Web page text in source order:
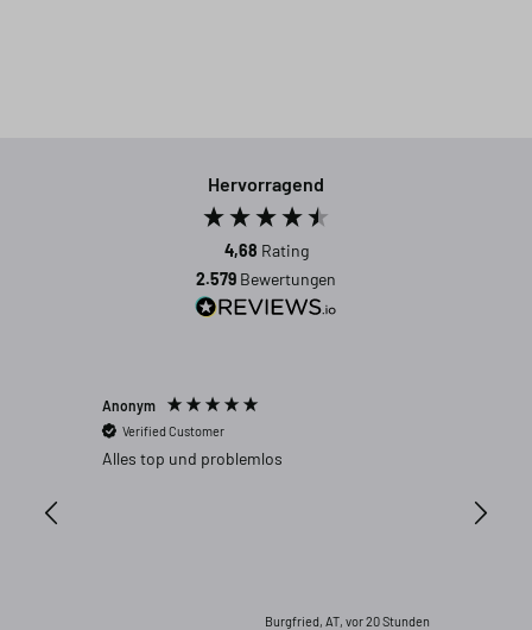
Hervorragend
4,68 Rating
2.579 Bewertungen
Anonym
Verified Customer
Alles top und problemlos
Burgfried, AT, vor 20 Stunden
Passt